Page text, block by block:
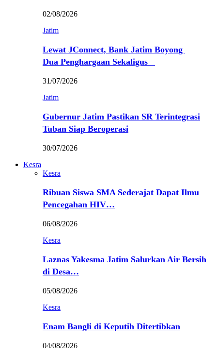
02/08/2026
Jatim
Lewat JConnect, Bank Jatim Boyong
Dua Penghargaan Sekaligus
31/07/2026
Jatim
Gubernur Jatim Pastikan SR Terintegrasi
Tuban Siap Beroperasi
30/07/2026
Kesra
Kesra
Ribuan Siswa SMA Sederajat Dapat Ilmu
Pencegahan HIV…
06/08/2026
Kesra
Laznas Yakesma Jatim Salurkan Air Bersih
di Desa…
05/08/2026
Kesra
Enam Bangli di Keputih Ditertibkan
04/08/2026